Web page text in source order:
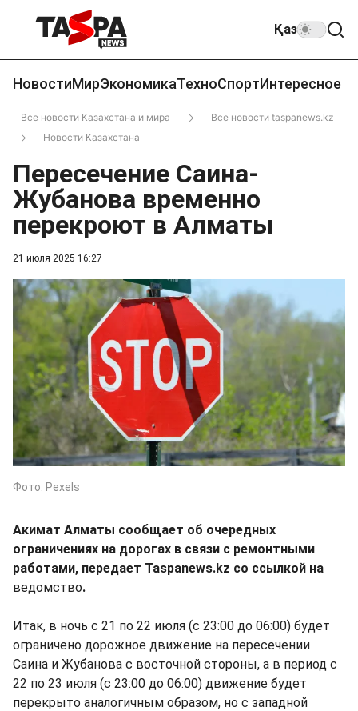
Қаз
НовостиМирЭкономикаТехноСпортИнтересное
Все новости Казахстана и мира
Все новости taspanews.kz
Новости Казахстана
21 июля 2025 16:27
Пересечение Саина-
Жубанова временно
перекроют в Алматы
Фото: Pexels
Акимат Алматы сообщает об очередных
ограничениях на дорогах в связи с ремонтными
работами, передает Taspanews.kz со ссылкой на
ведомство.
Итак, в ночь с 21 по 22 июля (с 23:00 до 06:00) будет
ограничено дорожное движение на пересечении
Саина и Жубанова с восточной стороны, а в период с
22 по 23 июля (с 23:00 до 06:00) движение будет
перекрыто аналогичным образом, но с западной